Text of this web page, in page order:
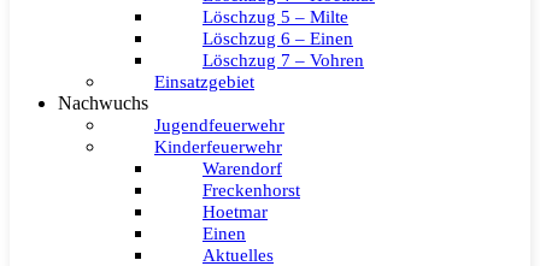
Löschzug 5 – Milte
Löschzug 6 – Einen
Löschzug 7 – Vohren
Einsatzgebiet
Nachwuchs
Jugendfeuerwehr
Kinderfeuerwehr
Warendorf
Freckenhorst
Hoetmar
Einen
Aktuelles